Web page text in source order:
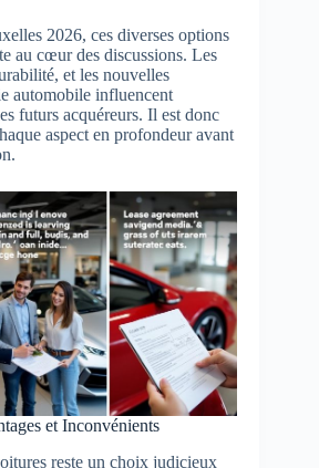
2026, ces diverses options
au cœur des discussions. Les
et les nouvelles
automobile influencent
futurs acquéreurs. Il est donc
aspect en profondeur avant
et Inconvénients
reste un choix judicieux